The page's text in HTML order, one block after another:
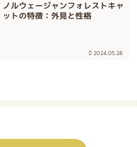
ノルウェージャンフォレストキャ
ットの特徴：外見と性格
2024.05.28